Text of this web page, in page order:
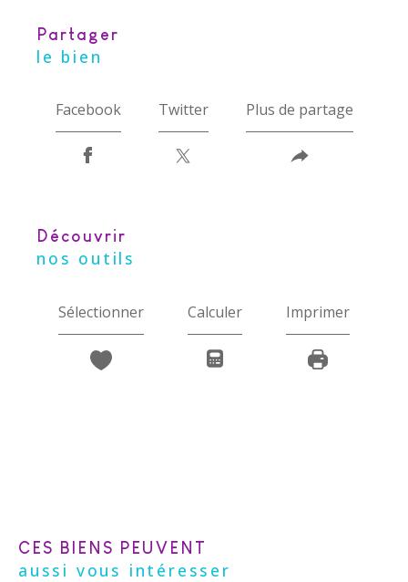
partager
le bien
Facebook Twitter Plus de partage
découvrir
nos outils
Sélectionner Calculer Imprimer
CES BIENS PEUVENT
aussi vous intéresser